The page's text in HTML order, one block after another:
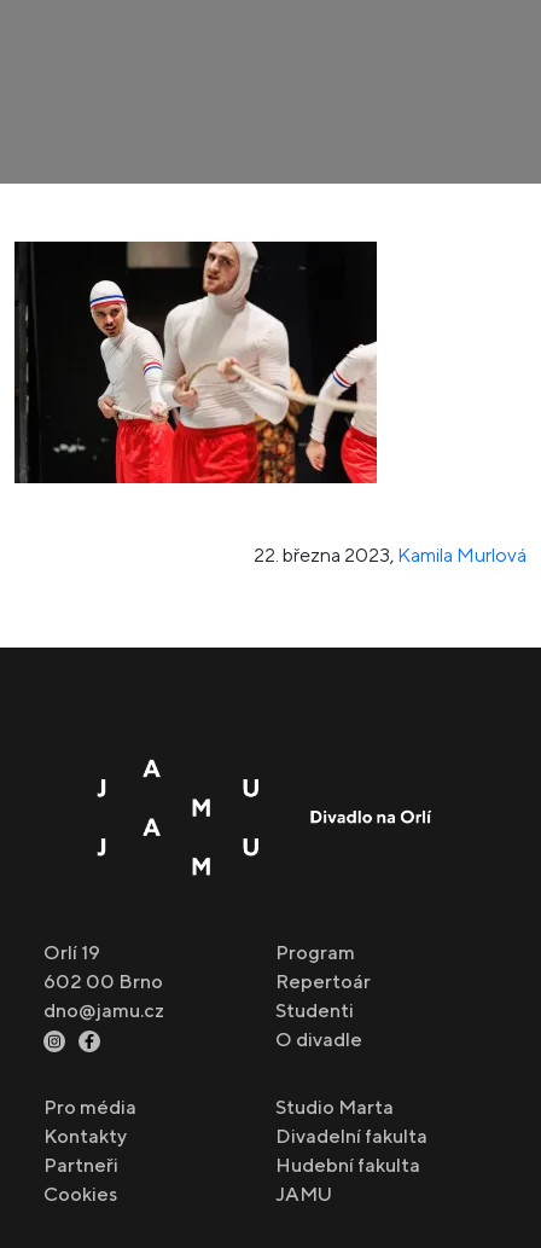
22. března 2023, Kamila Murlová
Orlí 19
602 00 Brno
dno@jamu.cz
Program
Repertoár
Studenti
O divadle
Pro média
Kontakty
Partneři
Cookies
Studio Marta
Divadelní fakulta
Hudební fakulta
JAMU